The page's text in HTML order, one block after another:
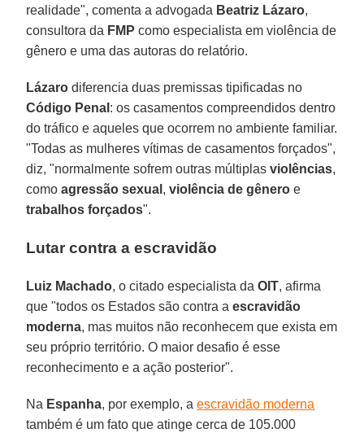
realidade", comenta a advogada Beatriz Lázaro,
consultora da FMP como especialista em violência de
gênero e uma das autoras do relatório.
Lázaro diferencia duas premissas tipificadas no
Código Penal : os casamentos compreendidos dentro
do tráfico e aqueles que ocorrem no ambiente familiar.
"Todas as mulheres vítimas de casamentos forçados",
diz, "normalmente sofrem outras múltiplasviolências,
comoagressão sexual ,violência de gênero e
trabalhos forçados".
Lutar contra a escravidão
Luiz Machado, o citado especialista daOIT, afirma
que "todos os Estados são contra aescravidão
moderna, mas muitos não reconhecem que exista em
seu próprio território. O maior desafio é esse
reconhecimento e a ação posterior".
Na Espanha, por exemplo, aescravidão moderna
também é um fato que atinge cerca de 105.000